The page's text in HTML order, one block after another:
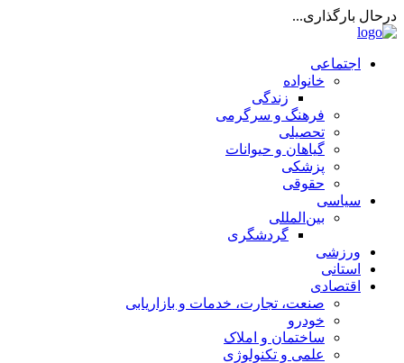
درحال بارگذاری...
اجتماعی
خانواده
زندگی
فرهنگ و سرگرمی
تحصیلی
گیاهان و حیوانات
پزشکی
حقوقی
سیاسی
بین‌المللی
گردشگری
ورزشی
استانی
اقتصادی
صنعت، تجارت، خدمات و بازاریابی
خودرو
ساختمان و املاک
علمی و تکنولوژی